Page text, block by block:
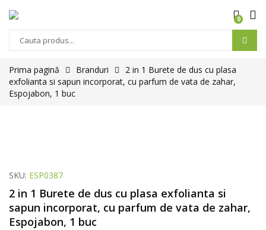
0
Prima pagină Branduri
2 in 1 Burete de dus cu plasa
exfolianta si sapun incorporat, cu parfum de vata de zahar,
Espojabon, 1 buc
SKU: ESP0387
2 in 1 Burete de dus cu plasa exfolianta si
sapun incorporat, cu parfum de vata de zahar,
Espojabon, 1 buc